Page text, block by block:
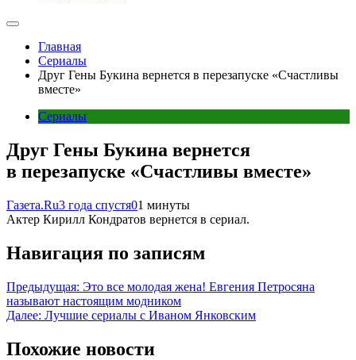
Главная
Сериалы
Друг Гены Букина вернется в перезапуске «Счастливы
вместе»
Сериалы
Друг Гены Букина вернется
в перезапуске «Счастливы вместе»
Газета.Ru3 года спустя01 минуты
Актер Кирилл Кондратов вернется в сериал.
Навигация по записям
Предыдущая: Это все молодая жена! Евгения Петросяна
называют настоящим модником
Далее: Лучшие сериалы с Иваном Янковским
Похожие новости